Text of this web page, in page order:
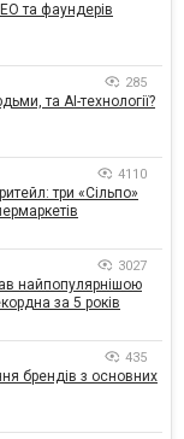
та фаундерів
285
та AI-технології?
4110
три «Сільпо»
3027
найпопулярнішою
за 5 років
435
брендів з основних